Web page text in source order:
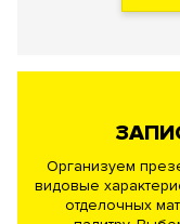
Организуем
видовые
отделочных